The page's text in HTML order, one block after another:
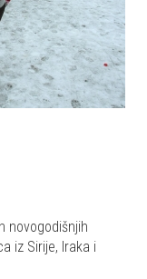
novogodišnjih
iz Sirije, Iraka i